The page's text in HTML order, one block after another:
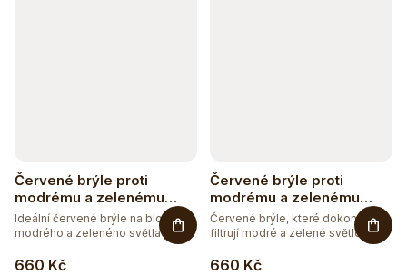
Červené brýle proti
modrému a zelenému
světlu světlé
660 Kč
Ideální červené brýle na blokaci
modrého a zeleného světla pro...
Červené brýle proti
modrému a zelenému
světlu univerzální
660 Kč
Červené brýle, které dokonale
filtrují modré a zelené světlo....